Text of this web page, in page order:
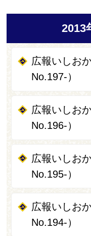
2013
広報いしお
No.197-）
広報いしお
No.196-）
広報いしお
No.195‐）
広報いしお
No.194‐）